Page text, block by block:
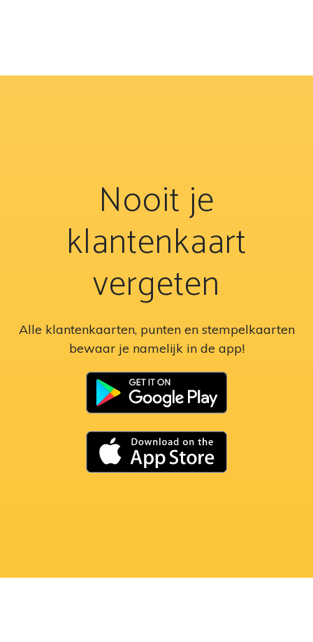
Nooit je
klantenkaart
vergeten
Alle klantenkaarten, punten en stempelkaarten
bewaar je namelijk in de app!